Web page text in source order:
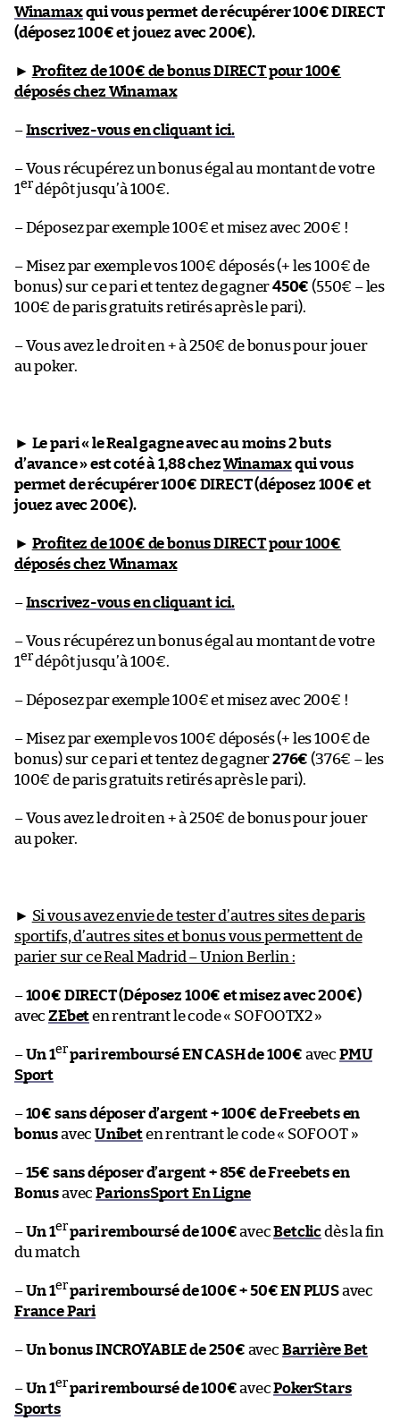
Winamaxqui vous permet de récupérer 100€ DIRECT
(déposez 100€ et jouez avec 200€).
► Profitez de 100€ de bonus DIRECT pour 100€
déposés chez Winamax
–Inscrivez-vous en cliquant ici.
– Vous récupérez un bonus égal au montant de votre
1erdépôt jusqu’à 100€.
– Déposez par exemple 100€ et misez avec 200€ !
– Misez par exemple vos 100€ déposés (+ les 100€ de
bonus) sur ce pari et tentez de gagner450€ (550€ – les
100€ de paris gratuits retirés après le pari).
– Vous avez le droit en + à 250€ de bonus pour jouer
au poker.
► Le pari « le Real gagne avec au moins 2 buts
d’avance » est coté à 1,88 chezWinamaxqui vous
permet de récupérer 100€ DIRECT (déposez 100€ et
jouez avec 200€).
► Profitez de 100€ de bonus DIRECT pour 100€
déposés chez Winamax
–Inscrivez-vous en cliquant ici.
– Vous récupérez un bonus égal au montant de votre
1erdépôt jusqu’à 100€.
– Déposez par exemple 100€ et misez avec 200€ !
– Misez par exemple vos 100€ déposés (+ les 100€ de
bonus) sur ce pari et tentez de gagner276€ (376€ – les
100€ de paris gratuits retirés après le pari).
– Vous avez le droit en + à 250€ de bonus pour jouer
au poker.
► Si vous avez envie de tester d’autres sites de paris
sportifs, d’autres sites et bonus vous permettent de
parier sur ce Real Madrid – Union Berlin :
–100€ DIRECT (Déposez 100€ et misez avec 200€)
avecZEbeten rentrant le code « SOFOOTX2 »
–Un 1erpari remboursé EN CASH de 100€ avec PMU
Sport
–10€ sans déposer d’argent + 100€ de Freebets en
bonusavecUnibeten rentrant le code « SOFOOT »
–15€ sans déposer d’argent + 85€ de Freebets en
BonusavecParionsSport En Ligne
–Un 1erpari remboursé de 100€avecBetclicdès la fin
du match
–Un 1erpari remboursé de 100€ + 50€ EN PLUSavec
France Pari
–Un bonus INCROYABLE de 250€ avec Barrière Bet
–Un 1erpari remboursé de 100€avecPokerStars
Sports